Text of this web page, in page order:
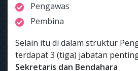
Pengawas
Pembina
Selain itu di dalam struktur
terdapat 3 (tiga) jabatan
Sekretaris dan Bendahara